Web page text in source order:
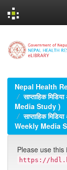
navigation
Nepal Health
साप्ताहिक
Media Study )
साप्ताहिक
Weekly Media
Please use
https://